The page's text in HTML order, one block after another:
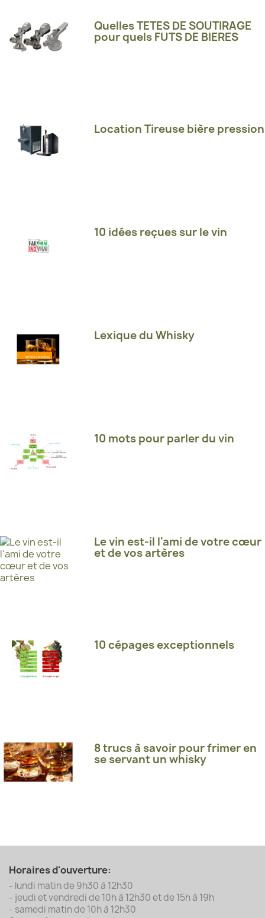
Quelles TETES DE SOUTIRAGE
pour quels FUTS DE BIERES
Location Tireuse bière pression
10 idées reçues sur le vin
Lexique du Whisky
10 mots pour parler du vin
Le vin est-il l'ami de votre cœur
et de vos artères
10 cépages exceptionnels
8 trucs à savoir pour frimer en
se servant un whisky
Horaires d'ouverture:
- lundi matin de 9h30 à 12h30
- jeudi et vendredi de 10h à 12h30 et de 15h à 19h
- samedi matin de 10h à 12h30